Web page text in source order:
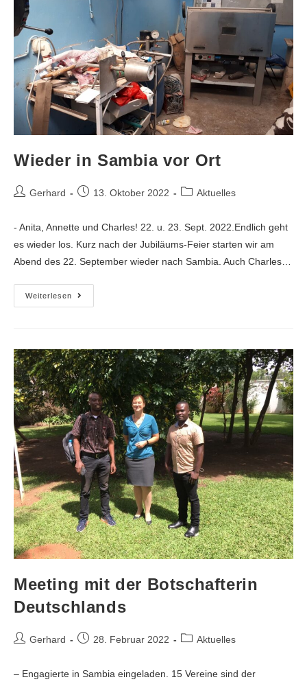
Wieder in Sambia vor Ort
Gerhard 13. Oktober 2022 Aktuelles
- Anita, Annette und Charles! 22. u. 23. Sept. 2022.Endlich geht
es wieder los. Kurz nach der Jubiläums-Feier starten wir am
Abend des 22. September wieder nach Sambia. Auch Charles…
Weiterlesen
Meeting mit der Botschafterin
Deutschlands
Gerhard 28. Februar 2022 Aktuelles
– Engagierte in Sambia eingeladen. 15 Vereine sind der